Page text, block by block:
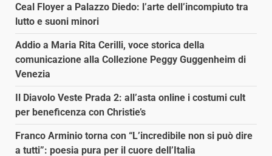
Ceal Floyer a Palazzo Diedo: l’arte dell’incompiuto tra
lutto e suoni minori
Addio a Maria Rita Cerilli, voce storica della
comunicazione alla Collezione Peggy Guggenheim di
Venezia
Il Diavolo Veste Prada 2: all’asta online i costumi cult
per beneficenza con Christie’s
Franco Arminio torna con “L’incredibile non si può dire
a tutti”: poesia pura per il cuore dell’Italia